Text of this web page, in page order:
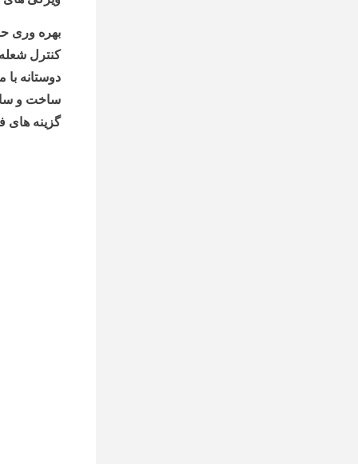
بهره وری
کنترل
دوستانه
ساخت و ساز
گزینه های